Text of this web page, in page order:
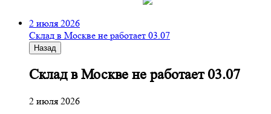
2 июля 2026
Склад в Москве не работает 03.07
Назад
Склад в Москве не работает 03.07
2 июля 2026